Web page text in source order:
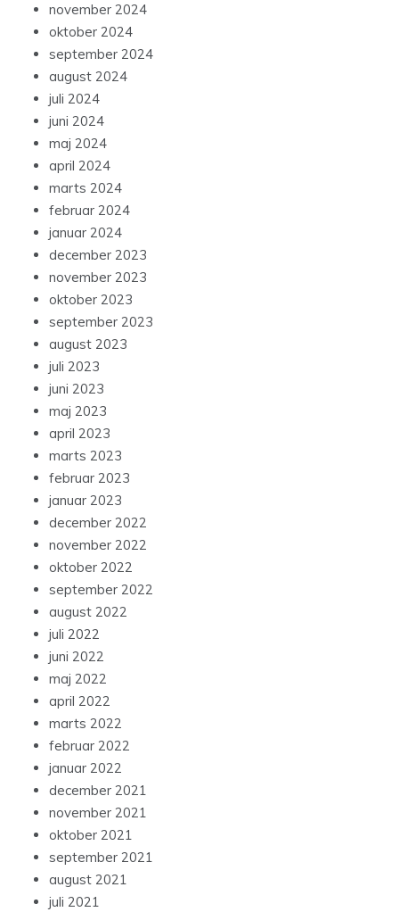
november 2024
oktober 2024
september 2024
august 2024
juli 2024
juni 2024
maj 2024
april 2024
marts 2024
februar 2024
januar 2024
december 2023
november 2023
oktober 2023
september 2023
august 2023
juli 2023
juni 2023
maj 2023
april 2023
marts 2023
februar 2023
januar 2023
december 2022
november 2022
oktober 2022
september 2022
august 2022
juli 2022
juni 2022
maj 2022
april 2022
marts 2022
februar 2022
januar 2022
december 2021
november 2021
oktober 2021
september 2021
august 2021
juli 2021